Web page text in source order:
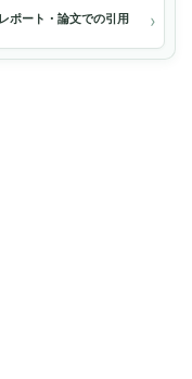
レポート・論文での引用 ›